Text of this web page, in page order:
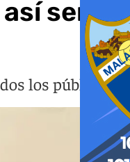
será
los públicos